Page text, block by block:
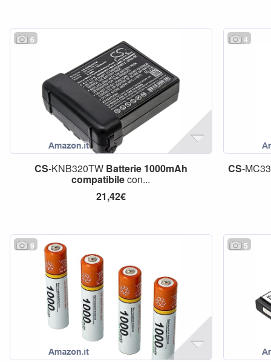
6
CS-KNB320TW Batterie 1000mAh
compatibilecon...
21,42€
4
CS-
9 5